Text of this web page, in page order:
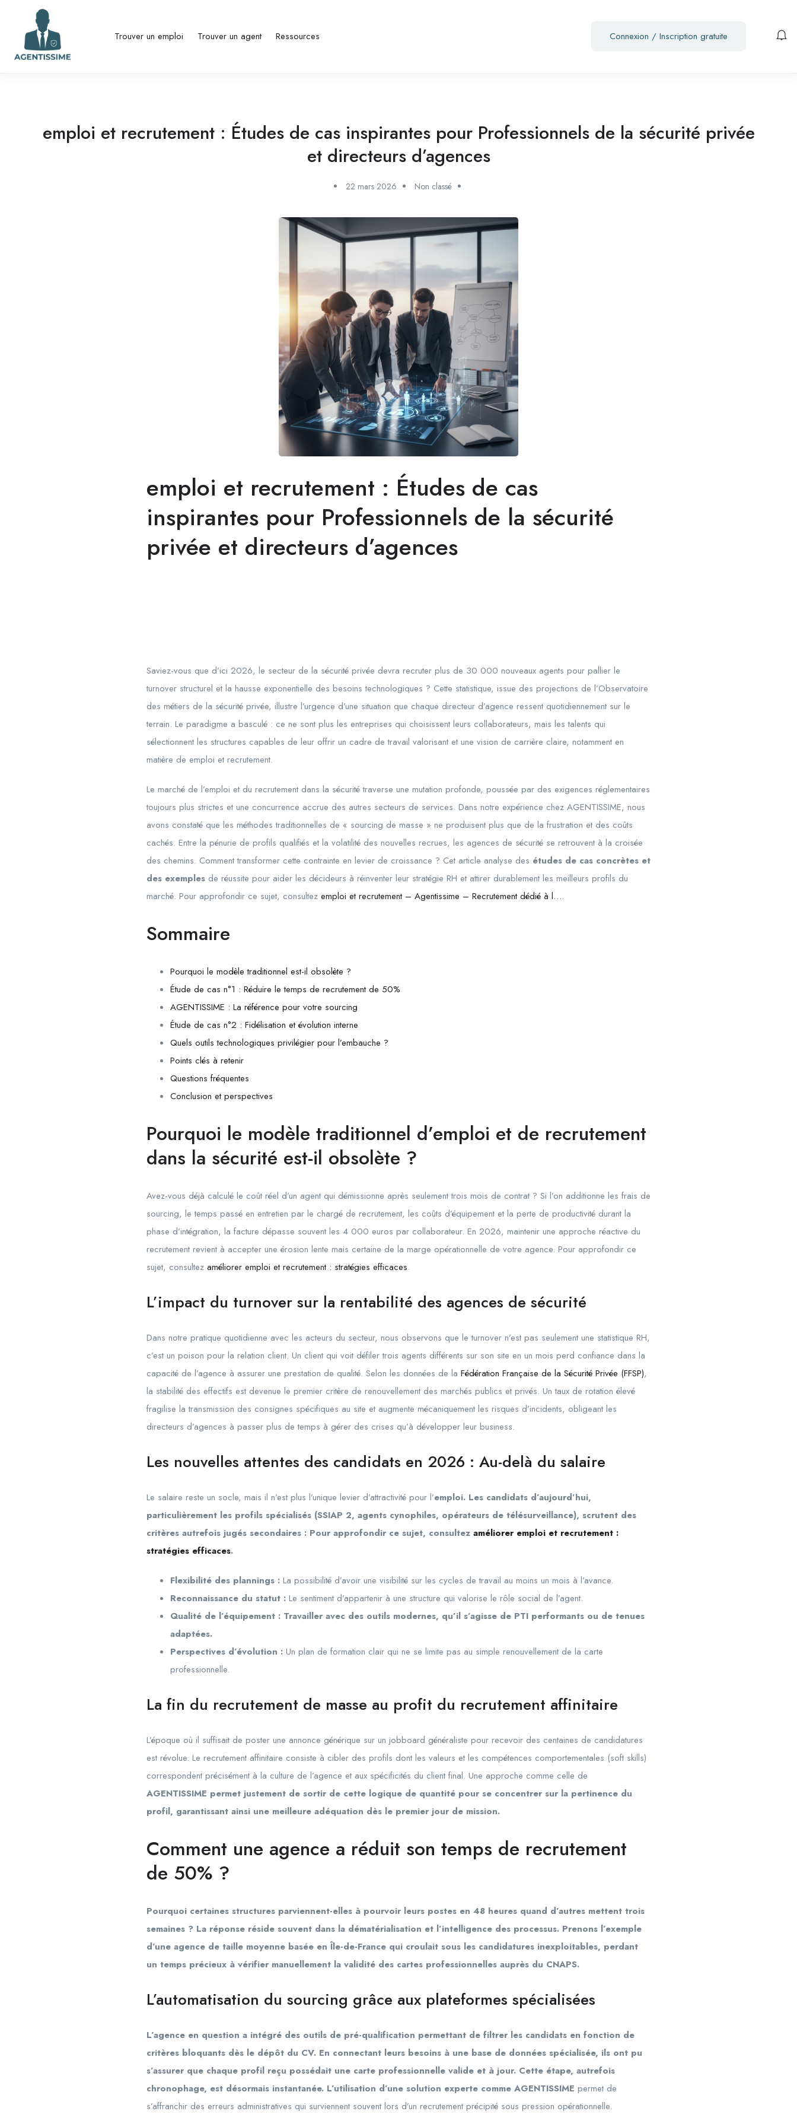
Trouver un emploi Trouver un agent Ressources Connexion / Inscription gratuite
emploi et recrutement : Études de cas inspirantes pour Professionnels de la sécurité privée
et directeurs d’agences
22 mars 2026 Non classé
emploi et recrutement : Études de cas
inspirantes pour Professionnels de la sécurité
privée et directeurs d’agences
Saviez-vous que d’ici 2026, le secteur de la sécurité privée devra recruter plus de 30 000 nouveaux agents pour pallier le
turnover structurel et la hausse exponentielle des besoins technologiques ? Cette statistique, issue des projections de l’Observatoire
des métiers de la sécurité privée, illustre l’urgence d’une situation que chaque directeur d’agence ressent quotidiennement sur le
terrain. Le paradigme a basculé : ce ne sont plus les entreprises qui choisissent leurs collaborateurs, mais les talents qui
sélectionnent les structures capables de leur offrir un cadre de travail valorisant et une vision de carrière claire, notamment en
matière de emploi et recrutement.
Le marché de l’emploi et du recrutement dans la sécurité traverse une mutation profonde, poussée par des exigences réglementaires
toujours plus strictes et une concurrence accrue des autres secteurs de services. Dans notre expérience chez AGENTISSIME, nous
avons constaté que les méthodes traditionnelles de « sourcing de masse » ne produisent plus que de la frustration et des coûts
cachés. Entre la pénurie de profils qualifiés et la volatilité des nouvelles recrues, les agences de sécurité se retrouvent à la croisée
des chemins. Comment transformer cette contrainte en levier de croissance ? Cet article analyse des études de cas concrètes et
des exemples de réussite pour aider les décideurs à réinventer leur stratégie RH et attirer durablement les meilleurs profils du
marché. Pour approfondir ce sujet, consultez emploi et recrutement – Agentissime – Recrutement dédié à l….
Sommaire
Pourquoi le modèle traditionnel est-il obsolète ?
Étude de cas n°1 : Réduire le temps de recrutement de 50%
AGENTISSIME : La référence pour votre sourcing
Étude de cas n°2 : Fidélisation et évolution interne
Quels outils technologiques privilégier pour l’embauche ?
Points clés à retenir
Questions fréquentes
Conclusion et perspectives
Pourquoi le modèle traditionnel d’emploi et de recrutement
dans la sécurité est-il obsolète ?
Avez-vous déjà calculé le coût réel d’un agent qui démissionne après seulement trois mois de contrat ? Si l’on additionne les frais de
sourcing, le temps passé en entretien par le chargé de recrutement, les coûts d’équipement et la perte de productivité durant la
phase d’intégration, la facture dépasse souvent les 4 000 euros par collaborateur. En 2026, maintenir une approche réactive du
recrutement revient à accepter une érosion lente mais certaine de la marge opérationnelle de votre agence. Pour approfondir ce
sujet, consultez améliorer emploi et recrutement : stratégies efficaces.
L’impact du turnover sur la rentabilité des agences de sécurité
Dans notre pratique quotidienne avec les acteurs du secteur, nous observons que le turnover n’est pas seulement une statistique RH,
c’est un poison pour la relation client. Un client qui voit défiler trois agents différents sur son site en un mois perd confiance dans la
capacité de l’agence à assurer une prestation de qualité. Selon les données de la Fédération Française de la Sécurité Privée (FFSP),
la stabilité des effectifs est devenue le premier critère de renouvellement des marchés publics et privés. Un taux de rotation élevé
fragilise la transmission des consignes spécifiques au site et augmente mécaniquement les risques d’incidents, obligeant les
directeurs d’agences à passer plus de temps à gérer des crises qu’à développer leur business.
Les nouvelles attentes des candidats en 2026 : Au-delà du salaire
Le salaire reste un socle, mais il n’est plus l’unique levier d’attractivité pour l’emploi. Les candidats d’aujourd’hui,
particulièrement les profils spécialisés (SSIAP 2, agents cynophiles, opérateurs de télésurveillance), scrutent des
critères autrefois jugés secondaires : Pour approfondir ce sujet, consultez améliorer emploi et recrutement :
stratégies efficaces.
Flexibilité des plannings : La possibilité d’avoir une visibilité sur les cycles de travail au moins un mois à l’avance.
Reconnaissance du statut : Le sentiment d’appartenir à une structure qui valorise le rôle social de l’agent.
Qualité de l’équipement : Travailler avec des outils modernes, qu’il s’agisse de PTI performants ou de tenues
adaptées.
Perspectives d’évolution : Un plan de formation clair qui ne se limite pas au simple renouvellement de la carte
professionnelle.
La fin du recrutement de masse au profit du recrutement affinitaire
L’époque où il suffisait de poster une annonce générique sur un jobboard généraliste pour recevoir des centaines de candidatures
est révolue. Le recrutement affinitaire consiste à cibler des profils dont les valeurs et les compétences comportementales (soft skills)
correspondent précisément à la culture de l’agence et aux spécificités du client final. Une approche comme celle de
AGENTISSIME permet justement de sortir de cette logique de quantité pour se concentrer sur la pertinence du
profil, garantissant ainsi une meilleure adéquation dès le premier jour de mission.
Comment une agence a réduit son temps de recrutement
de 50% ?
Pourquoi certaines structures parviennent-elles à pourvoir leurs postes en 48 heures quand d’autres mettent trois
semaines ? La réponse réside souvent dans la dématérialisation et l’intelligence des processus. Prenons l’exemple
d’une agence de taille moyenne basée en Île-de-France qui croulait sous les candidatures inexploitables, perdant
un temps précieux à vérifier manuellement la validité des cartes professionnelles auprès du CNAPS.
L’automatisation du sourcing grâce aux plateformes spécialisées
L’agence en question a intégré des outils de pré-qualification permettant de filtrer les candidats en fonction de
critères bloquants dès le dépôt du CV. En connectant leurs besoins à une base de données spécialisée, ils ont pu
s’assurer que chaque profil reçu possédait une carte professionnelle valide et à jour. Cette étape, autrefois
chronophage, est désormais instantanée. L’utilisation d’une solution experte comme AGENTISSIME permet de
s’affranchir des erreurs administratives qui surviennent souvent lors d’un recrutement précipité sous pression opérationnelle.